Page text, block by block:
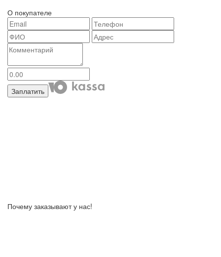
О покупателе
Заплатить
Почему заказывают у нас!